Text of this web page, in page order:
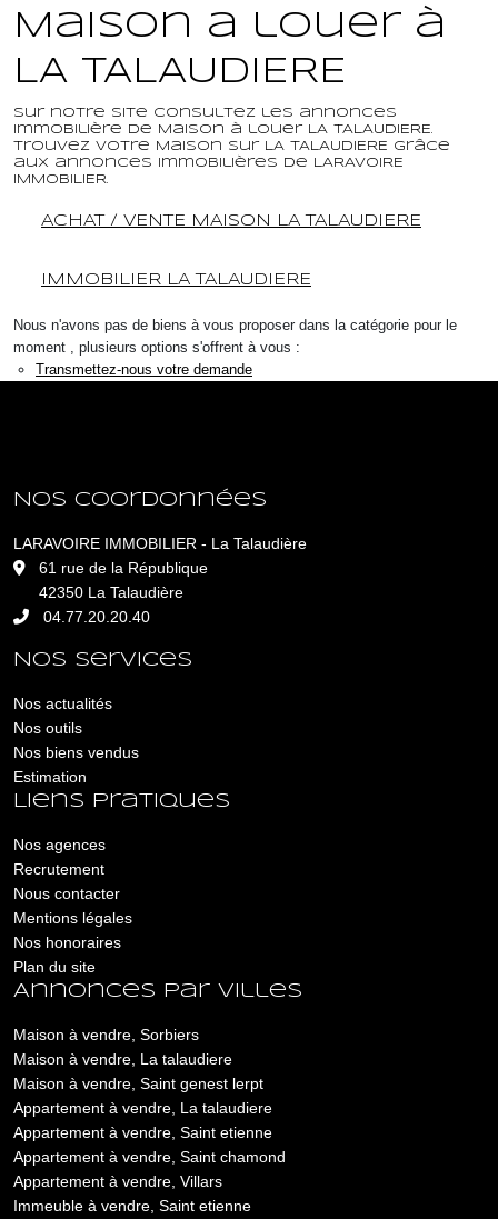
Maison a louer à
LA TALAUDIERE
Sur notre site consultez les annonces
immobilière de Maison à louer LA TALAUDIERE.
Trouvez votre Maison sur LA TALAUDIERE grâce
aux annonces immobilières de LARAVOIRE
IMMOBILIER.
ACHAT / VENTE MAISON LA TALAUDIERE
IMMOBILIER LA TALAUDIERE
Nous n'avons pas de biens à vous proposer dans la catégorie pour le
moment , plusieurs options s'offrent à vous :
Transmettez-nous votre demande
Nos coordonnées
LARAVOIRE IMMOBILIER - La Talaudière
61 rue de la République
42350 La Talaudière
04.77.20.20.40
Nos services
Nos actualités
Nos outils
Nos biens vendus
Estimation
Liens pratiques
Nos agences
Recrutement
Nous contacter
Mentions légales
Nos honoraires
Plan du site
Annonces par villes
Maison à vendre, Sorbiers
Maison à vendre, La talaudiere
Maison à vendre, Saint genest lerpt
Appartement à vendre, La talaudiere
Appartement à vendre, Saint etienne
Appartement à vendre, Saint chamond
Appartement à vendre, Villars
Immeuble à vendre, Saint etienne